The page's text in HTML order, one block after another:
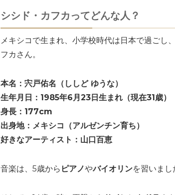
シシド・カフカってどんな人？
メキシコで生まれ、小学校時代は日本で過ごし
フカさん。
本名：宍戸佑名（ししど ゆうな）
生年月日：1985年6月23日生まれ（現在31歳）
身長：177cm
出身地：メキシコ（アルゼンチン育ち）
好きなアーティスト：山口百恵
音楽は、5歳から ピアノやバイオリンを習いまし